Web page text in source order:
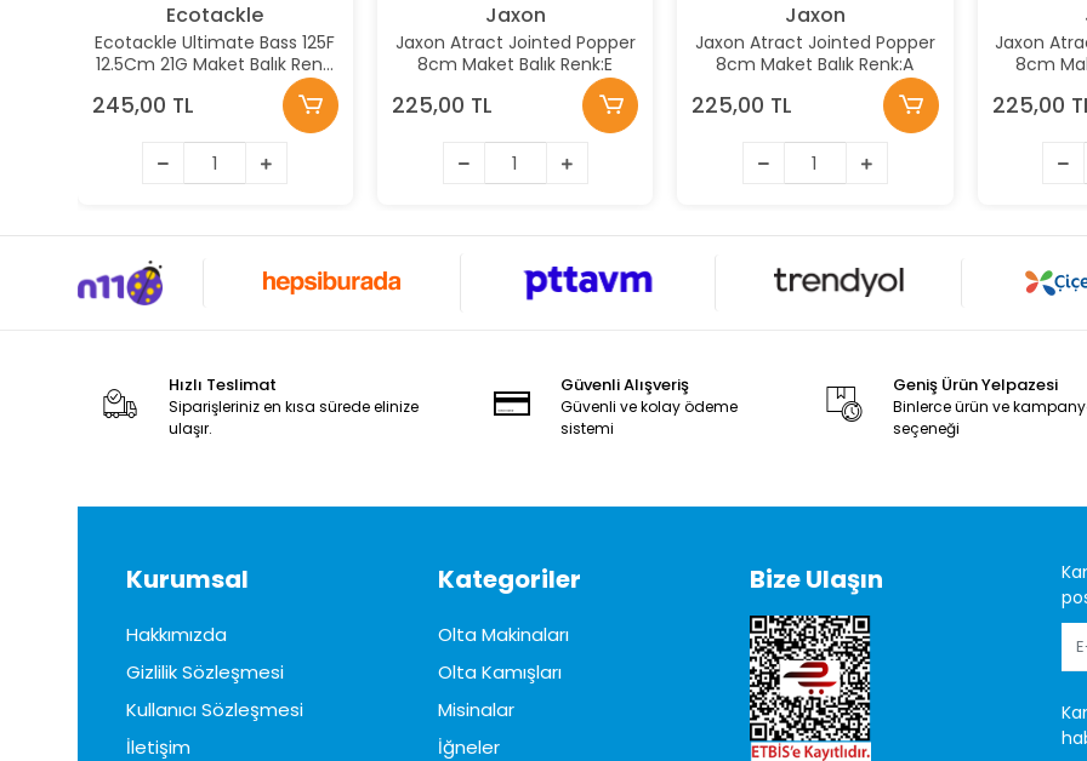
Ecotackle
Ecotackle Ultimate Bass 125F
12.5Cm 21G Maket Balık Renk:
245,00 TL
Jaxon
Jaxon Atract Jointed Popper
8cm Maket Balık Renk:E
225,00 TL
Jaxon
Jaxon Atract Jointed Popper
8cm Maket Balık Renk:A
225,00 TL
Jaxon
8cm
225,00
Hızlı Teslimat
Siparişleriniz en kısa sürede elinize
ulaşır.
Güvenli Alışveriş
Güvenli ve kolay ödeme
sistemi
Geniş Ürün Yelpazesi
Binlerce ürün ve
seçeneği
Kurumsal
Hakkımızda
Gizlilik Sözleşmesi
Kullanıcı Sözleşmesi
İletişim
Kategoriler
Olta Makinaları
Olta Kamışları
Misinalar
İğneler
Bize Ulaşın